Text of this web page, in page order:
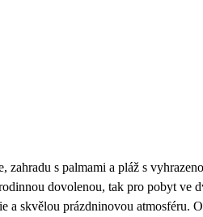
s palmami a pláž s
dovolenou, tak pro pobyt ve
a skvělou prázdninovou atmosféru.